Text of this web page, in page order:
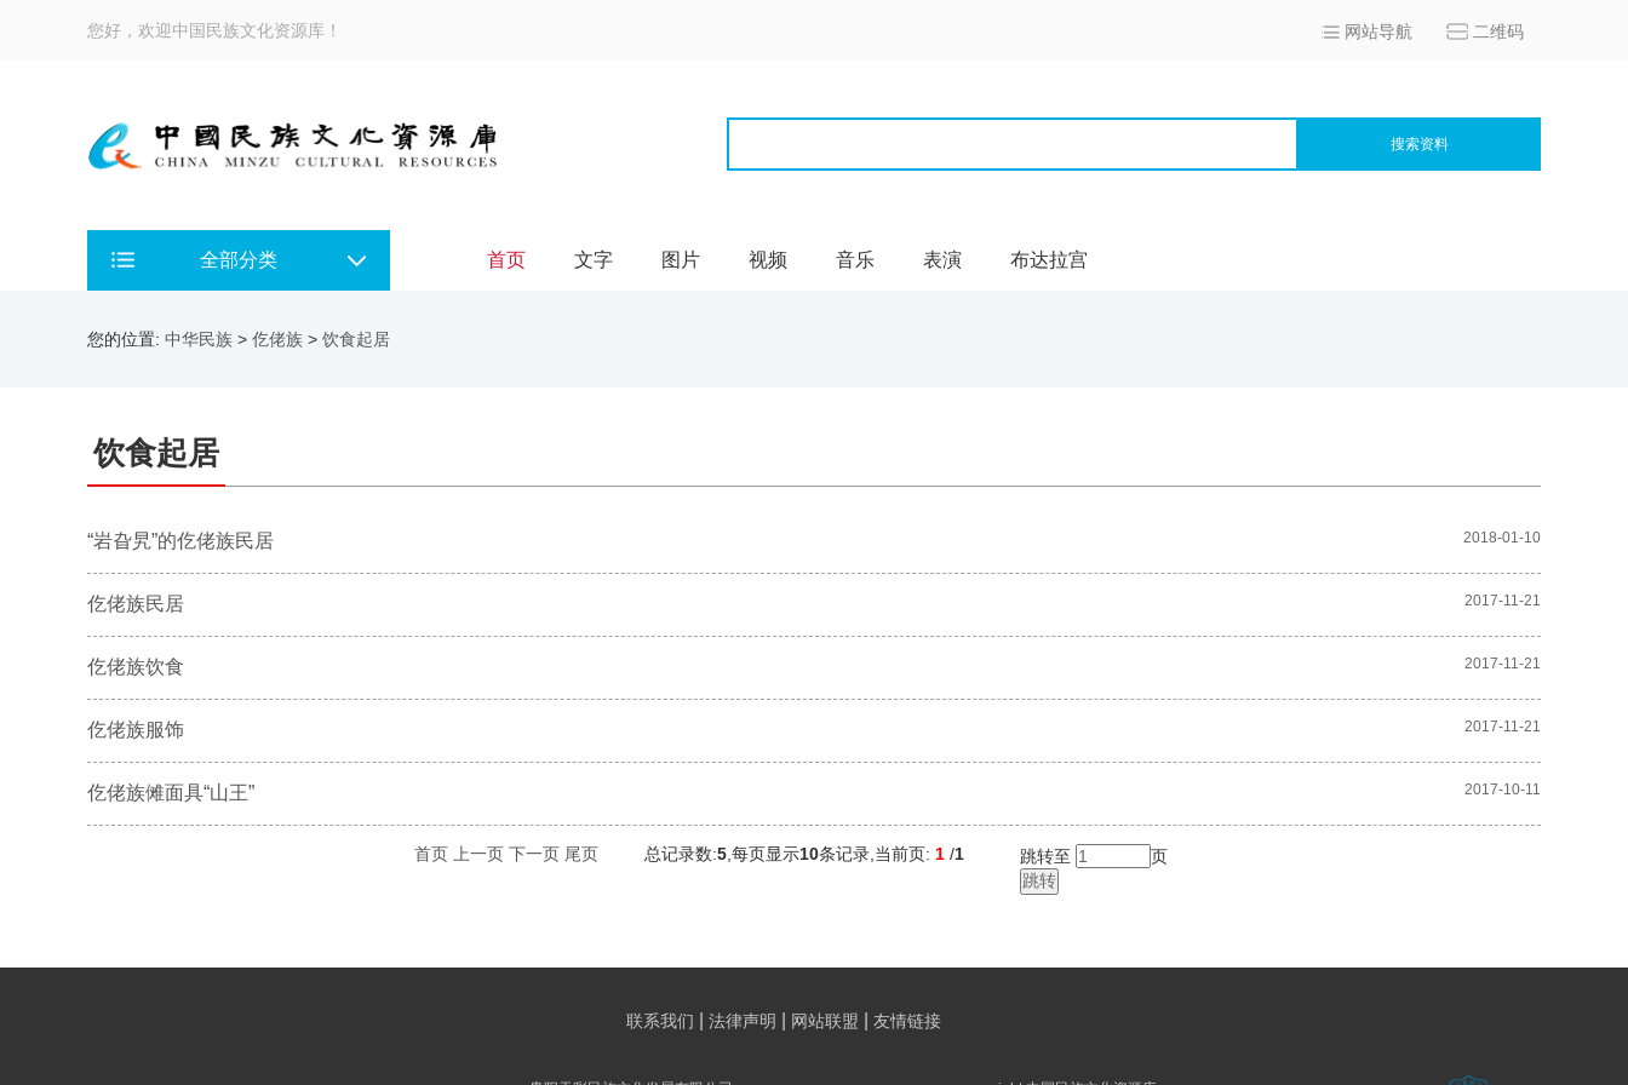
您好，欢迎中国民族文化资源库！ 网站导航 二维码
搜索资料
全部分类 首页 文字 图片 视频 音乐 表演 布达拉宫
您的位置: 中华民族 > 仡佬族 > 饮食起居
饮食起居
“岩旮旯”的仡佬族民居 2018-01-10
仡佬族民居 2017-11-21
仡佬族饮食 2017-11-21
仡佬族服饰 2017-11-21
仡佬族傩面具“山王” 2017-10-11
首页 上一页 下一页 尾页 总记录数:5 ,每页显示10条记录,当前页: 1 /1 跳转至 页
联系我们 法律声明 网站联盟 友情链接